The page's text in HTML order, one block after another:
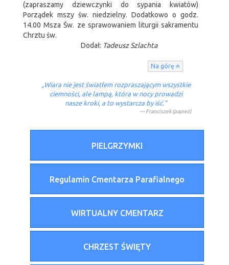
(zapraszamy dziewczynki do sypania kwiatów)
Porządek mszy św. niedzielny. Dodatkowo o godz.
14.00 Msza Św. ze sprawowaniem liturgii sakramentu
Chrztu św.
Dodał: Tadeusz Szlachta
Na górę
„Wiara nie jest światłem rozpraszającym wszystkie
ciemności, ale lampą, która w nocy prowadzi
nasze kroki, a to wystarcza by iść.”
Franciszek (papież)
PIELGRZYMKI
Regulamin Cmentarza Parafialnego
WIRTUALNY CMENTARZ
CHRZEST ŚWIĘTY